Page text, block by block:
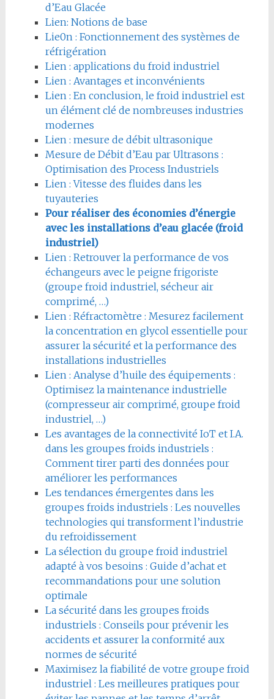
d’Eau Glacée
Lien: Notions de base
Lie0n : Fonctionnement des systèmes de
réfrigération
Lien : applications du froid industriel
Lien : Avantages et inconvénients
Lien : En conclusion, le froid industriel est
un élément clé de nombreuses industries
modernes
Lien : mesure de débit ultrasonique
Mesure de Débit d’Eau par Ultrasons :
Optimisation des Process Industriels
Lien : Vitesse des fluides dans les
tuyauteries
Pour réaliser des économies d’énergie
avec les installations d’eau glacée (froid
industriel)
Lien : Retrouver la performance de vos
échangeurs avec le peigne frigoriste
(groupe froid industriel, sécheur air
comprimé, …)
Lien : Réfractomètre : Mesurez facilement
la concentration en glycol essentielle pour
assurer la sécurité et la performance des
installations industrielles
Lien : Analyse d’huile des équipements :
Optimisez la maintenance industrielle
(compresseur air comprimé, groupe froid
industriel, …)
Les avantages de la connectivité IoT et I.A.
dans les groupes froids industriels :
Comment tirer parti des données pour
améliorer les performances
Les tendances émergentes dans les
groupes froids industriels : Les nouvelles
technologies qui transforment l’industrie
du refroidissement
La sélection du groupe froid industriel
adapté à vos besoins : Guide d’achat et
recommandations pour une solution
optimale
La sécurité dans les groupes froids
industriels : Conseils pour prévenir les
accidents et assurer la conformité aux
normes de sécurité
Maximisez la fiabilité de votre groupe froid
industriel : Les meilleures pratiques pour